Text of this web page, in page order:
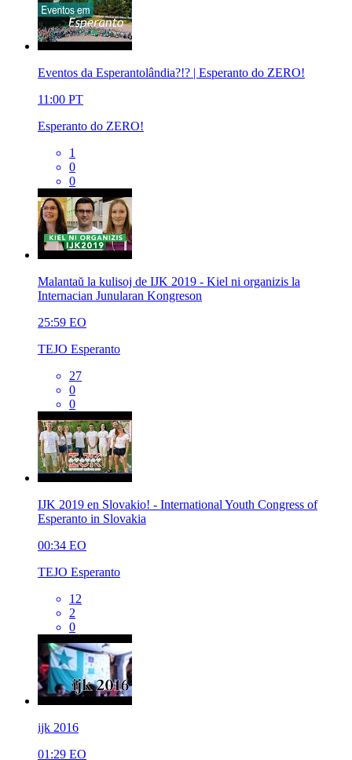
Eventos da Esperantolândia?!? | Esperanto do ZERO!
11:00 PT
Esperanto do ZERO!
1
0
0
Malantaŭ la kulisoj de IJK 2019 - Kiel ni organizis la
Internacian Junularan Kongreson
25:59 EO
TEJO Esperanto
27
0
0
IJK 2019 en Slovakio! - International Youth Congress of
Esperanto in Slovakia
00:34 EO
TEJO Esperanto
12
2
0
ijk 2016
01:29 EO